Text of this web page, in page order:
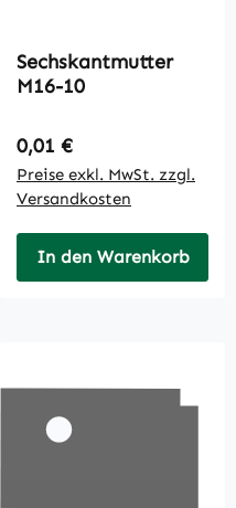
Sechskantmutter
M16-10
Regulärer Preis:
0,01 €
Preise exkl. MwSt. zzgl.
Versandkosten
In den Warenkorb